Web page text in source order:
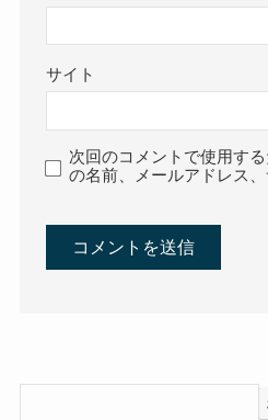
サイト
次回のコメントで使用す
の名前、メールアドレス、